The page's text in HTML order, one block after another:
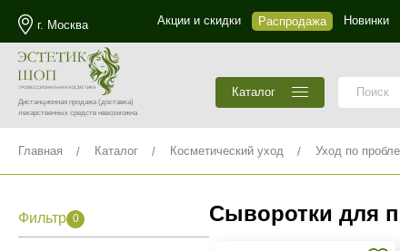
г. Москва Акции и скидки Распродажа Новинки
Дистанционная продажа(доставка)
лекарственных средств невозможна
Каталог
Главная Каталог Косметический уход Уход по
Фильтр 0 Сыворотки для